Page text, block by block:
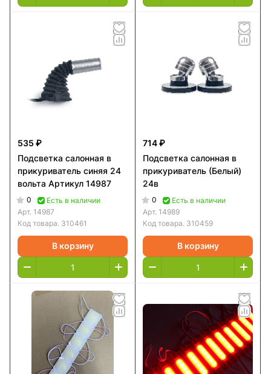
535 ₽
Подсветка салонная в
прикуриватель синяя 24
вольта Артикул 14987
0
Есть в наличии
Арт. 14987
Код товара. 310461
В корзину
714 ₽
Подсветка салонная в
прикуриватель (Белый)
24в
0
Есть в наличии
Арт. 14989
Код товара. 310459
В корзину